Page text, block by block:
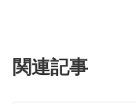
関連記事